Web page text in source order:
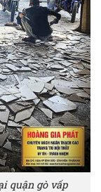
quận gò vấp